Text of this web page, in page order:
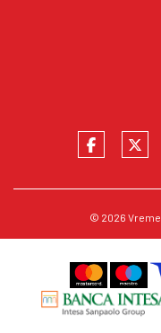
© 2026 Vreme